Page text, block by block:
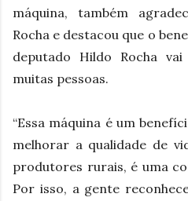
máquina, também
Rocha e destacou que o
deputado Hildo Rocha
muitas pessoas.
“Essa máquina é um
melhorar a qualidade de
produtores rurais, é uma
Por isso, a gente